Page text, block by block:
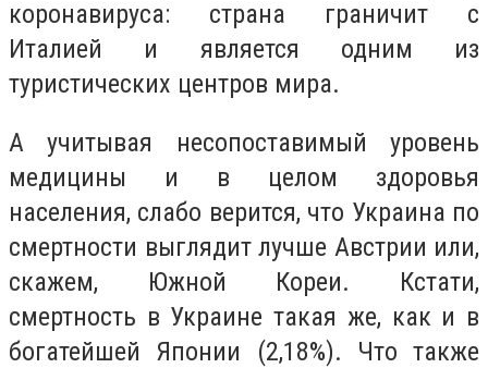
коронавируса: страна граничит с
Италией и является одним из
туристических центров мира.
А учитывая несопоставимый уровень
медицины и в целом здоровья
населения, слабо верится, что Украина по
смертности выглядит лучше Австрии или,
скажем, Южной Кореи. Кстати,
смертность в Украине такая же, как и в
богатейшей Японии (2,18%). Что также